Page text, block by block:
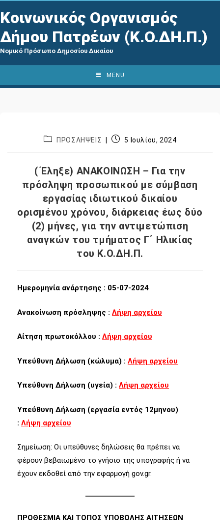
Κοινωνικός Οργανισμός
Δήμου Πατρέων (Κ.Ο.ΔΗ.Π.)
Νομικό Πρόσωπο Δημοσίου Δικαίου
MENU
ΠΡΟΣΛΗΨΕΙΣ 5 Ιουλίου, 2024
( Έληξε) ΑΝΑΚΟΙΝΩΣΗ – Για την
πρόσληψη προσωπικού με σύμβαση
εργασίας ιδιωτικού δικαίου
ορισμένου χρόνου, διάρκειας έως δύο
(2) μήνες, για την αντιμετώπιση
αναγκών του τμήματος Γ΄ Ηλικίας
του Κ.Ο.ΔΗ.Π.
Ημερομηνία ανάρτησης : 05-07-2024
Ανακοίνωση πρόσληψης : Λήψη αρχείου
Αίτηση πρωτοκόλλου : Λήψη αρχείου
Υπεύθυνη Δήλωση (κώλυμα) : Λήψη αρχείου
Υπεύθυνη Δήλωση (υγεία) : Λήψη αρχείου
Υπεύθυνη Δήλωση (εργασία εντός 12μηνου)
: Λήψη αρχείου
Σημείωση: Οι υπεύθυνες δηλώσεις θα πρέπει να
φέρουν βεβαιωμένο το γνήσιο της υπογραφής ή να
έχουν εκδοθεί από την εφαρμογή gov.gr.
ΠΡΟΘΕΣΜΙΑ ΚΑΙ ΤΟΠΟΣ ΥΠΟΒΟΛΗΣ ΑΙΤΗΣΕΩΝ